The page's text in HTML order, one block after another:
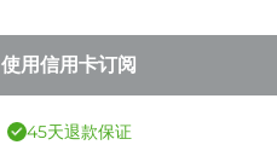
使用信用卡订阅
45天退款保证